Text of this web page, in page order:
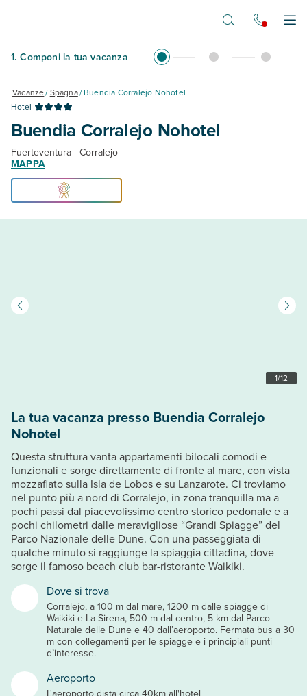
1. Componi la tua vacanza
Vacanze/Spagna/Buendia Corralejo Nohotel
Hotel
Buendia Corralejo Nohotel
Fuerteventura - Corralejo
MAPPA
1/12
Dove si trova
Corralejo, a 100 m dal mare, 1200 m dalle spiagge di
Waikiki e La Sirena, 500 m dal centro, 5 km dal Parco
Naturale delle Dune e 40 dall’aeroporto. Fermata bus a 30
m con collegamenti per le spiagge e i principiali punti
d’interesse.
Aeroporto
La tua vacanza presso Buendia Corralejo
Nohotel
Questa struttura vanta appartamenti bilocali comodi e
funzionali e sorge direttamente di fronte al mare, con vista
mozzafiato sulla Isla de Lobos e su Lanzarote. Ci troviamo
nel punto più a nord di Corralejo, in zona tranquilla ma a
pochi passi dal piacevolissimo centro storico pedonale e a
pochi chilometri dalle meravigliose “Grandi Spiagge” del
Parco Nazionale delle Dune. Con una passeggiata di
qualche minuto si raggiunge la spiaggia cittadina, dove
sorge il famoso beach club bar-ristorante Waikiki.